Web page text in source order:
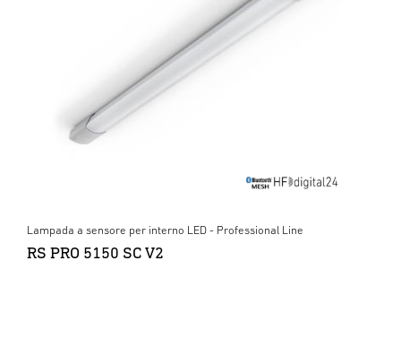
Lampada a sensore per interno LED - Professional Line
RS PRO 5150 SC V2